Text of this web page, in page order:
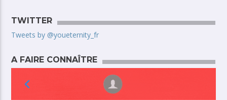
TWITTER
Tweets by @youeternity_fr
A FAIRE CONNAÎTRE